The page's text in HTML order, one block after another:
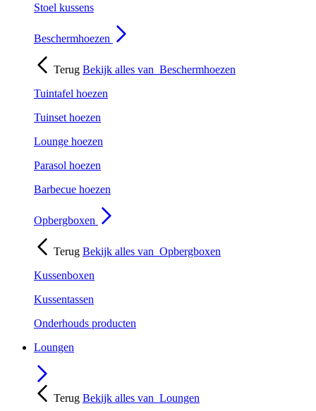
Stoel kussens
Beschermhoezen
Terug Bekijk alles van Beschermhoezen
Tuintafel hoezen
Tuinset hoezen
Lounge hoezen
Parasol hoezen
Barbecue hoezen
Opbergboxen
Terug Bekijk alles van Opbergboxen
Kussenboxen
Kussentassen
Onderhouds producten
Loungen
Terug Bekijk alles van Loungen